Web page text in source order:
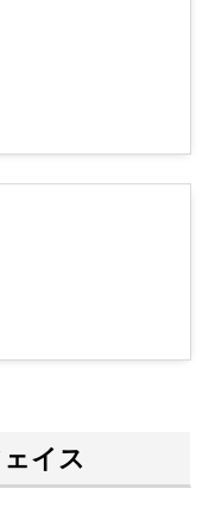
イス